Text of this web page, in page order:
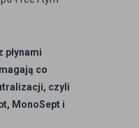
płynami
co
czyli
MonoSept i